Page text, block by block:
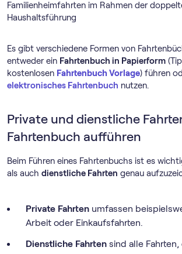
Familienheimfahrten im Rahmen der
Haushaltsführung
Es gibt verschiedene Formen von
entweder ein Fahrtenbuch in Papierform
kostenlosen Fahrtenbuch Vorlage) führen
elektronisches Fahrtenbuch nutzen.
Private und dienstliche
Fahrtenbuch aufführen
Beim Führen eines Fahrtenbuchs ist es
als auch dienstliche Fahrten genau
Private Fahrten umfassen
Arbeit oder Einkaufsfahrten.
Dienstliche Fahrten sind alle Fahrten,